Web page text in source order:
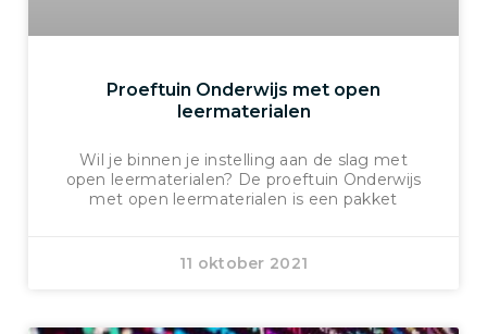
Proeftuin Onderwijs met open
leermaterialen
Wil je binnen je instelling aan de slag met
open leermaterialen? De proeftuin Onderwijs
met open leermaterialen is een pakket
11 oktober 2021